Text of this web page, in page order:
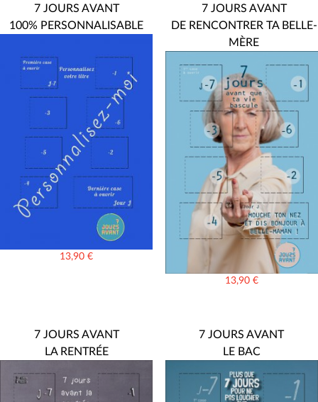
7 JOURS AVANT
100% PERSONNALISABLE
13,90€
7 JOURS AVANT
DE RENCONTRER TA BELLE-
MÈRE
13,90 €
7 JOURS AVANT
LA RENTRÉE
7 JOURS AVANT
LE BAC